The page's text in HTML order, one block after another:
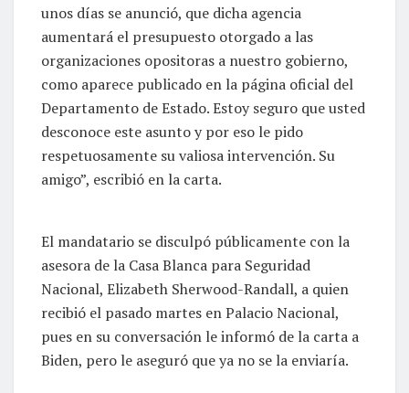
unos días se anunció, que dicha agencia
aumentará el presupuesto otorgado a las
organizaciones opositoras a nuestro gobierno,
como aparece publicado en la página oficial del
Departamento de Estado. Estoy seguro que usted
desconoce este asunto y por eso le pido
respetuosamente su valiosa intervención. Su
amigo”, escribió en la carta.
El mandatario se disculpó públicamente con la
asesora de la Casa Blanca para Seguridad
Nacional, Elizabeth Sherwood-Randall, a quien
recibió el pasado martes en Palacio Nacional,
pues en su conversación le informó de la carta a
Biden, pero le aseguró que ya no se la enviaría.